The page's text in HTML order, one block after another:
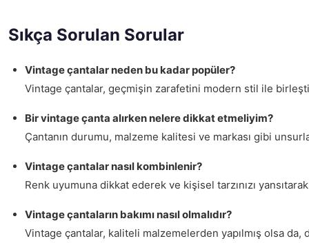
Sıkça Sorulan Sorular
Vintage çantalar neden bu kadar popüler?
Vintage çantalar, geçmişin zarafetini modern stil ile
Bir vintage çanta alırken nelere dikkat etmeliyim?
Çantanın durumu, malzeme kalitesi ve markası gibi
Vintage çantalar nasıl kombinlenir?
Renk uyumuna dikkat ederek ve kişisel tarzınızı
Vintage çantaların bakımı nasıl olmalıdır?
Vintage çantalar, kaliteli malzemelerden yapılmış olsa